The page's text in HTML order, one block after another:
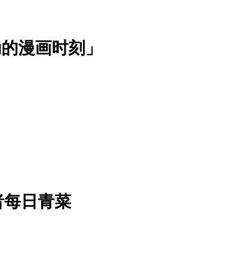
漫画时刻」
日青菜